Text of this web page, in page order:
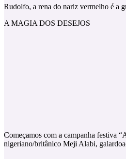
Rudolfo, a rena do nariz vermelho é a
A MAGIA DOS DESEJOS
Começamos com a campanha festiva
nigeriano/britânico Meji Alabi,